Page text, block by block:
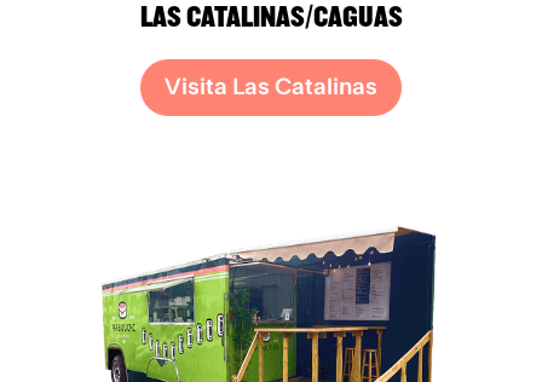
LAS CATALINAS/CAGUAS
Visita Las Catalinas